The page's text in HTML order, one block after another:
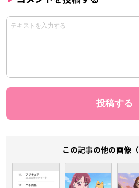
この記事の他の画像（